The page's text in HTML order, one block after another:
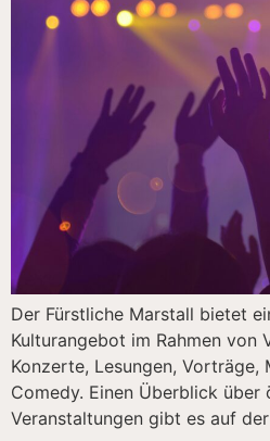
Der Fürstliche Marstall bietet
Kulturangebot im Rahmen von
Konzerte, Lesungen, Vorträge,
Comedy. Einen Überblick über
Veranstaltungen gibt es auf